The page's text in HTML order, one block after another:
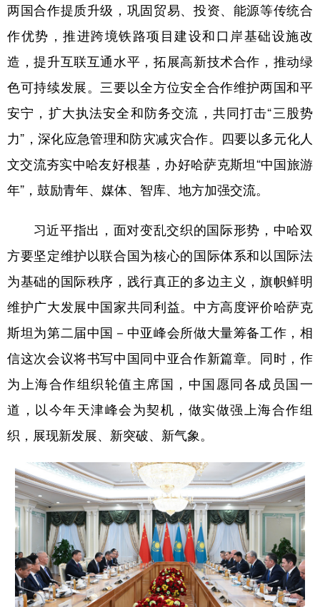
两国合作提质升级，巩固贸易、投资、能源等传统合
作优势，推进跨境铁路项目建设和口岸基础设施改
造，提升互联互通水平，拓展高新技术合作，推动绿
色可持续发展。三要以全方位安全合作维护两国和平
安宁，扩大执法安全和防务交流，共同打击“三股势
力”，深化应急管理和防灾减灾合作。四要以多元化人
文交流夯实中哈友好根基，办好哈萨克斯坦“中国旅游
年”，鼓励青年、媒体、智库、地方加强交流。
习近平指出，面对变乱交织的国际形势，中哈双
方要坚定维护以联合国为核心的国际体系和以国际法
为基础的国际秩序，践行真正的多边主义，旗帜鲜明
维护广大发展中国家共同利益。中方高度评价哈萨克
斯坦为第二届中国－中亚峰会所做大量筹备工作，相
信这次会议将书写中国同中亚合作新篇章。同时，作
为上海合作组织轮值主席国，中国愿同各成员国一
道，以今年天津峰会为契机，做实做强上海合作组
织，展现新发展、新突破、新气象。